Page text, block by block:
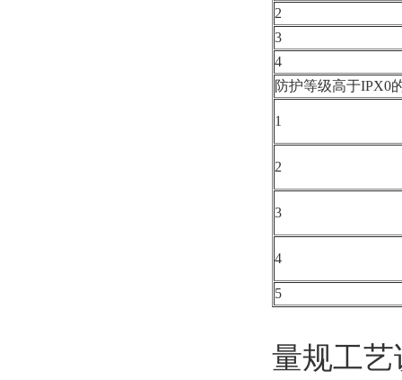
2
3
4
防护等级高于IPX0
1
2
3
4
5
量规工艺